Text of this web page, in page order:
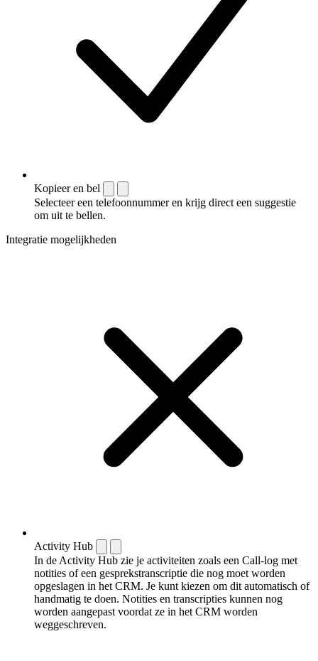
Kopieer en bel
Selecteer een telefoonnummer en krijg direct een suggestie
om uit te bellen.
Integratie mogelijkheden
Activity Hub
In de Activity Hub zie je activiteiten zoals een Call-log met
notities of een gespreks­transcriptie die nog moet worden
opgeslagen in het CRM. Je kunt kiezen om dit automatisch of
handmatig te doen. Notities en transcripties kunnen nog
worden aangepast voordat ze in het CRM worden
weggeschreven.